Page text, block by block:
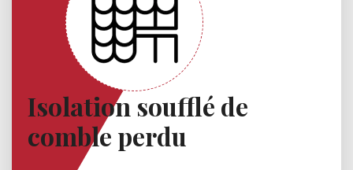
Isolation soufflé de
comble perdu